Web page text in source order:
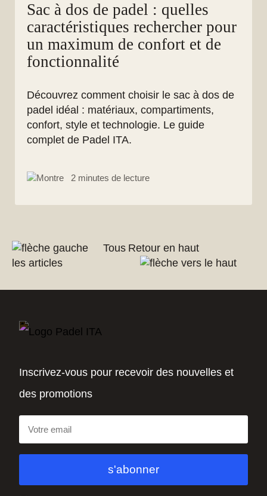
Sac à dos de padel : quelles
caractéristiques rechercher pour
un maximum de confort et de
fonctionnalité
Découvrez comment choisir le sac à dos de
padel idéal : matériaux, compartiments,
confort, style et technologie. Le guide
complet de Padel ITA.
2 minutes de lecture
Tous
les articles
Retour en haut
Inscrivez-vous pour recevoir des nouvelles et
des promotions